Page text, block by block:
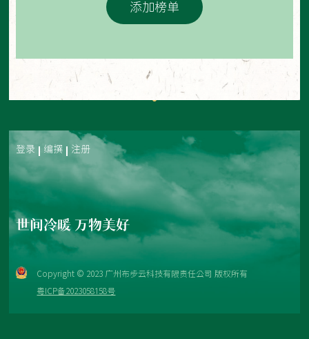
添加榜单
登录 编撰 注册
世间冷暖 万物美好
Copyright © 2023 广州布步云科技有限责任公司 版权所有
粤ICP备2023058158号